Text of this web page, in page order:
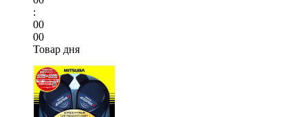
:
00
00
Товар дня